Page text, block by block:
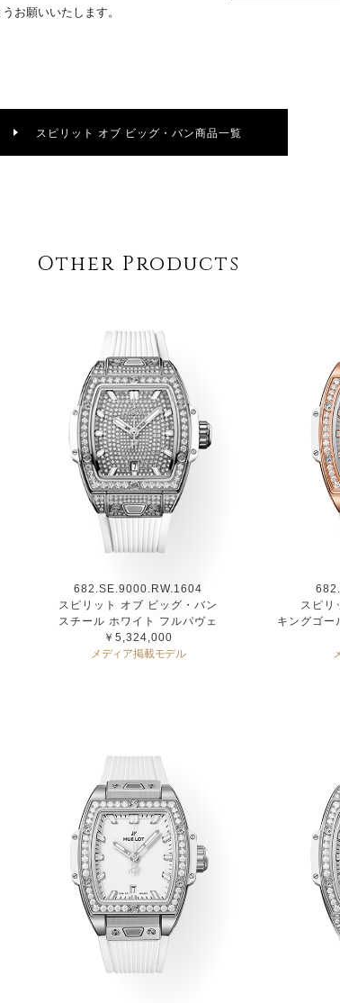
お願いいたします。
スピリット オブ ビッグ・バン商品一覧
Other Products
682.SE.9000.RW.1604
スピリット オブ ビッグ・バン
スチール ホワイト フルパヴェ
￥5,324,000
メディア掲載モデル
スピリ
キングゴー